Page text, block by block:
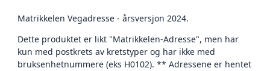
Matrikkelen Vegadresse - årsversjon 2024.
Dette produktet er likt "Matrikkelen-Adresse", men har
kun med postkrets av kretstyper og har ikke med
bruksenhetnummere (eks H0102). ** Adressene er hentet